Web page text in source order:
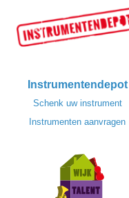
Instrumentendepot
Schenk uw instrument
Instrumenten aanvragen